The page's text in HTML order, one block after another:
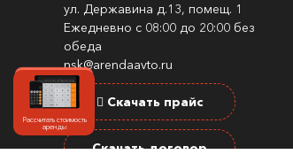
ул. Державина д.13, помещ. 1
Ежедневно с 08:00 до 20:00 без
обеда
nsk@arendaavto.ru
Скачать прайс
Скачать договор
Рассчитать стоимость
аренды